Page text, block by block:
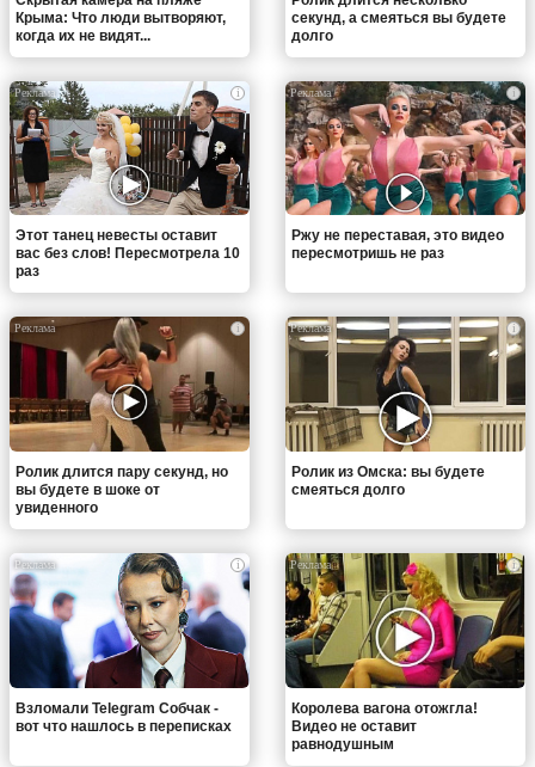
Крыма: Что люди вытворяют,
когда их не видят...
секунд, а смеяться вы будете
долго
i
Этот танец невесты оставит
вас без слов! Пересмотрела 10
раз
i
Ржу не переставая, это видео
пересмотришь не раз
i
Ролик длится пару секунд, но
вы будете в шоке от
увиденного
i
Ролик из Омска: вы будете
смеяться долго
i
Взломали Telegram Собчак -
вот что нашлось в переписках
i
Королева вагона отожгла!
Видео не оставит
равнодушным